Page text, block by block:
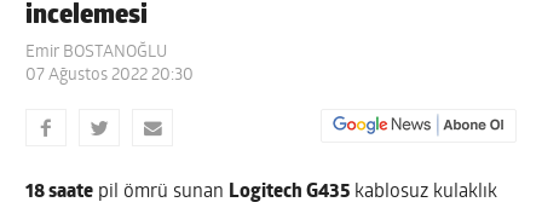
incelemesi
Emir BOSTANOĞLU
07 Ağustos 2022 20:30
18 saate pil ömrü sunan Logitech G435 kablosuz kulaklık